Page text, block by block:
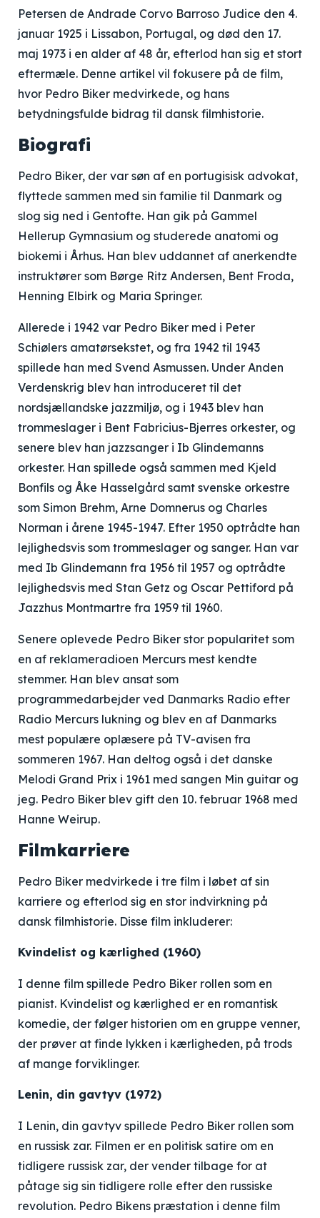
Petersen de Andrade Corvo Barroso Judice den 4.
januar 1925 i Lissabon, Portugal, og død den 17.
maj 1973 i en alder af 48 år, efterlod han sig et stort
eftermæle. Denne artikel vil fokusere på de film,
hvor Pedro Biker medvirkede, og hans
betydningsfulde bidrag til dansk filmhistorie.
Biografi
Pedro Biker, der var søn af en portugisisk advokat,
flyttede sammen med sin familie til Danmark og
slog sig ned i Gentofte. Han gik på Gammel
Hellerup Gymnasium og studerede anatomi og
biokemi i Århus. Han blev uddannet af anerkendte
instruktører som Børge Ritz Andersen, Bent Froda,
Henning Elbirk og Maria Springer.
Allerede i 1942 var Pedro Biker med i Peter
Schiølers amatørsekstet, og fra 1942 til 1943
spillede han med Svend Asmussen. Under Anden
Verdenskrig blev han introduceret til det
nordsjællandske jazzmiljø, og i 1943 blev han
trommeslager i Bent Fabricius-Bjerres orkester, og
senere blev han jazzsanger i Ib Glindemanns
orkester. Han spillede også sammen med Kjeld
Bonfils og Åke Hasselgård samt svenske orkestre
som Simon Brehm, Arne Domnerus og Charles
Norman i årene 1945-1947. Efter 1950 optrådte han
lejlighedsvis som trommeslager og sanger. Han var
med Ib Glindemann fra 1956 til 1957 og optrådte
lejlighedsvis med Stan Getz og Oscar Pettiford på
Jazzhus Montmartre fra 1959 til 1960.
Senere oplevede Pedro Biker stor popularitet som
en af reklameradioen Mercurs mest kendte
stemmer. Han blev ansat som
programmedarbejder ved Danmarks Radio efter
Radio Mercurs lukning og blev en af Danmarks
mest populære oplæsere på TV-avisen fra
sommeren 1967. Han deltog også i det danske
Melodi Grand Prix i 1961 med sangen Min guitar og
jeg. Pedro Biker blev gift den 10. februar 1968 med
Hanne Weirup.
Filmkarriere
Pedro Biker medvirkede i tre film i løbet af sin
karriere og efterlod sig en stor indvirkning på
dansk filmhistorie. Disse film inkluderer:
Kvindelist og kærlighed (1960)
I denne film spillede Pedro Biker rollen som en
pianist. Kvindelist og kærlighed er en romantisk
komedie, der følger historien om en gruppe venner,
der prøver at finde lykken i kærligheden, på trods
af mange forviklinger.
Lenin, din gavtyv (1972)
I Lenin, din gavtyv spillede Pedro Biker rollen som
en russisk zar. Filmen er en politisk satire om en
tidligere russisk zar, der vender tilbage for at
påtage sig sin tidligere rolle efter den russiske
revolution. Pedro Bikens præstation i denne film